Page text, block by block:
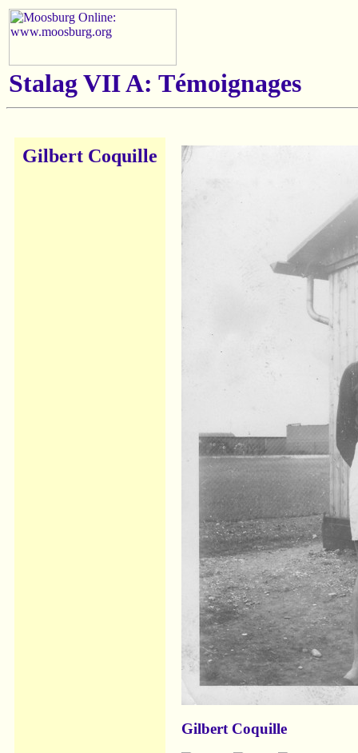
Stalag VII A: Témoignages
Gilbert Coquille
Gilbert Coquille